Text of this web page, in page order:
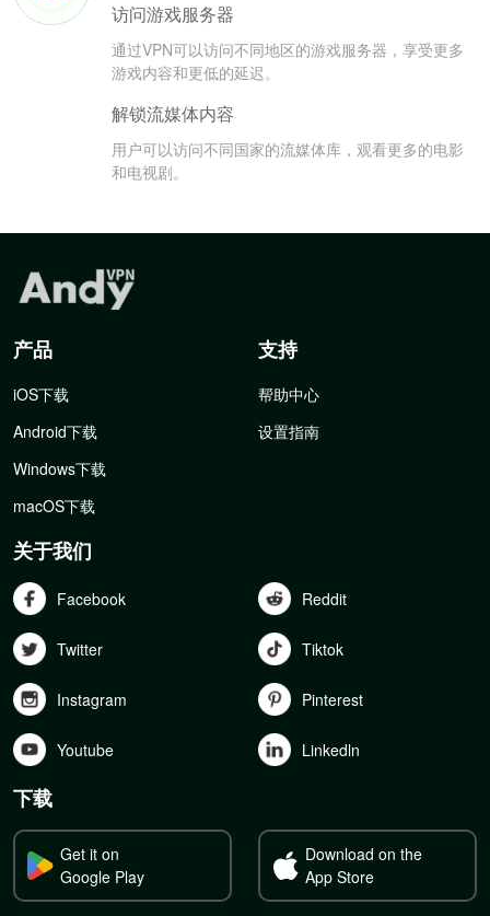
访问游戏服务器
通过VPN可以访问不同地区的游戏服务器，享受更多
游戏内容和更低的延迟。
解锁流媒体内容
用户可以访问不同国家的流媒体库，观看更多的电影
和电视剧。
产品
iOS下载
Android下载
Windows下载
macOS下载
支持
帮助中心
设置指南
关于我们
Facebook Reddit
Twitter Tiktok
Instagram Pinterest
Youtube Linkedln
下载
Get it on
Google Play
Download on the
App Store